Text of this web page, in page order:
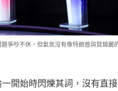
爭吵不休，但氣氛沒有像特朗普與賀錦麗
開始時閃爍其詞，沒有直